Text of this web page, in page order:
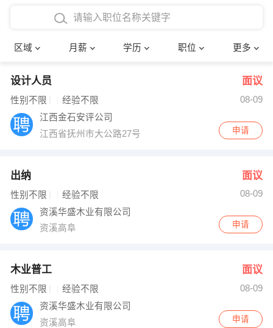
区域 月薪 学历 职位 更多
4000-5000元
8000-12000元
12000-20000元
博士
文员
财务会计
网络IT
快递员
收银员 技术员/工程师
出纳
编辑
确定
设计人员 面议
性别不限 经验不限
08-09
江西金石安评公司
江西省抚州市大公路27号
申请
出纳 面议
性别不限 经验不限
08-09
资溪华盛木业有限公司
资溪高阜
申请
木业普工 面议
性别不限 经验不限
08-09
资溪华盛木业有限公司
资溪高阜
申请